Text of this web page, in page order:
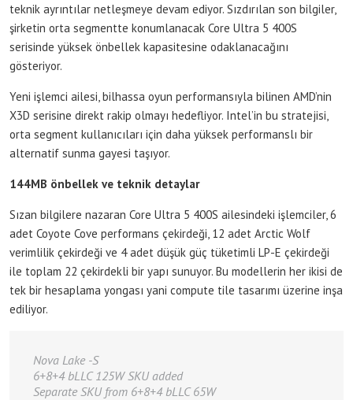
teknik ayrıntılar netleşmeye devam ediyor. Sızdırılan son bilgiler,
şirketin orta segmentte konumlanacak Core Ultra 5 400S
serisinde yüksek önbellek kapasitesine odaklanacağını
gösteriyor.
Yeni işlemci ailesi, bilhassa oyun performansıyla bilinen AMD’nin
X3D serisine direkt rakip olmayı hedefliyor. Intel’in bu stratejisi,
orta segment kullanıcıları için daha yüksek performanslı bir
alternatif sunma gayesi taşıyor.
144MB önbellek ve teknik detaylar
Sızan bilgilere nazaran Core Ultra 5 400S ailesindeki işlemciler, 6
adet Coyote Cove performans çekirdeği, 12 adet Arctic Wolf
verimlilik çekirdeği ve 4 adet düşük güç tüketimli LP-E çekirdeği
ile toplam 22 çekirdekli bir yapı sunuyor. Bu modellerin her ikisi de
tek bir hesaplama yongası yani compute tile tasarımı üzerine inşa
ediliyor.
Nova Lake -S
6+8+4 bLLC 125W SKU added
Separate SKU from 6+8+4 bLLC 65W